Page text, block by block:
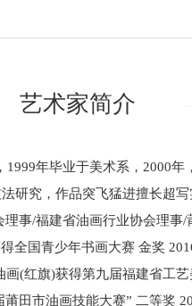
艺术家简介
年毕业于美术系，2000年
研究，作品突飞猛进擅长超
事/福建省油画行业协会理事/
全国青少年书画大赛 金奖
画(红旗)获得第九届福建省工
田市油画技能大赛” 二等奖